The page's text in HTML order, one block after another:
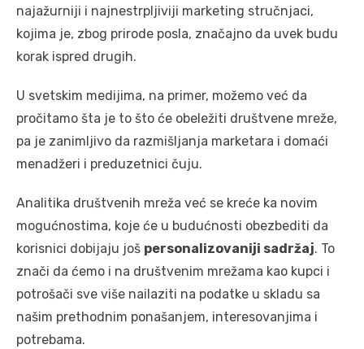
najažurniji i najnestrpljiviji marketing stručnjaci,
kojima je, zbog prirode posla, značajno da uvek budu
korak ispred drugih.
U svetskim medijima, na primer, možemo već da
pročitamo šta je to što će obeležiti društvene mreže,
pa je zanimljivo da razmišljanja marketara i domaći
menadžeri i preduzetnici čuju.
Analitika društvenih mreža već se kreće ka novim
mogućnostima, koje će u budućnosti obezbediti da
korisnici dobijaju još personalizovaniji sadržaj. To
znači da ćemo i na društvenim mrežama kao kupci i
potrošači sve više nailaziti na podatke u skladu sa
našim prethodnim ponašanjem, interesovanjima i
potrebama.